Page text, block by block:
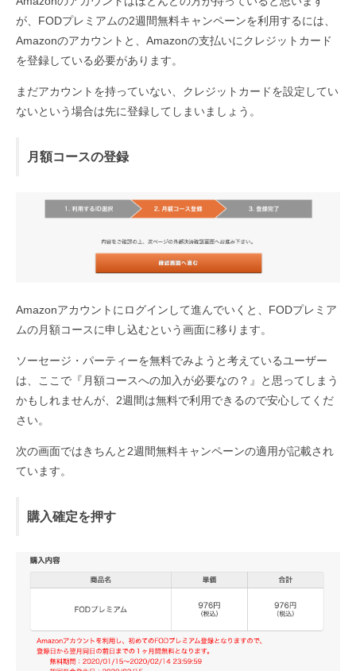
が、FODプレミアムの2週間無料キャンペーンを利用するには、
Amazonのアカウントと、Amazonの支払いにクレジットカード
を登録している必要があります。
まだアカウントを持っていない、クレジットカードを設定してい
ないという場合は先に登録してしまいましょう。
月額コースの登録
Amazonアカウントにログインして進んでいくと、FODプレミア
ムの月額コースに申し込むという画面に移ります。
ソーセージ・パーティーを無料でみようと考えているユーザー
は、ここで『月額コースへの加入が必要なの？』と思ってしまう
かもしれませんが、2週間は無料で利用できるので安心してくだ
さい。
次の画面ではきちんと2週間無料キャンペーンの適用が記載され
ています。
購入確定を押す